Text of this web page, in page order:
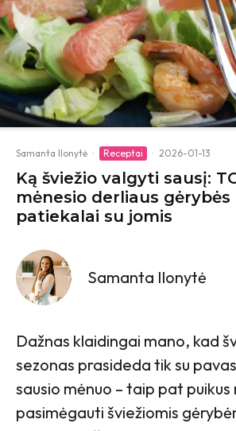
Samanta Ilonytė · Receptai · 2026-01-13
Ką šviežio valgyti sausį:
mėnesio derliaus gėrybės
patiekalai su jomis
Samanta Ilonytė
Dažnas klaidingai mano, kad
sezonas prasideda tik su
sausio mėnuo – taip pat
pasimėgauti šviežiomis